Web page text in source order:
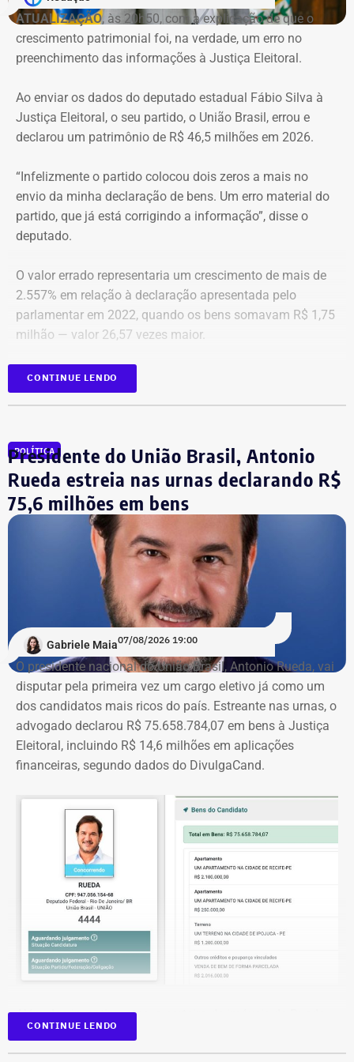
Imóvel de Eduardo Bolsonaro será leiloado por um valor 36% menor ao que
O apartamento que vai à leilão fica na Avenida Pasteu e
tem cerca de 101 metros quadrados. O imóvel se
Baía de Guanabara.
A Caixa Econômica tentou intimar pessoalmente o ex-
deputado federal. Mas como não conseguiu localizá-lo,
dias 5, 6 e 7 de novembro de 2025, concedendo o prazo
legal para regularização da dívida. Posteriormente, a
propriedade foi consolidada em nome da Caixa em 30 de
março de 2026 por causa da falta de pagamento.
*Com informação do blog de Ruben Berta, do portal
Ururau, e também do portal g1
ATUALIZAÇÃO, às 20h50, com a explicação de que o
crescimento patrimonial foi, na verdade, um erro no
preenchimento das informações à Justiça Eleitoral.
Ao enviar os dados do deputado estadual Fábio Silva à
Justiça Eleitoral, o seu partido, o União Brasil, errou e
declarou um patrimônio de R$ 46,5 milhões em 2026.
“Infelizmente o partido colocou dois zeros a mais no
envio da minha declaração de bens. Um erro material do
partido, que já está corrigindo a informação”, disse o
deputado.
O valor errado representaria um crescimento de mais de
2.557% em relação à declaração apresentada pelo
parlamentar em 2022, quando os bens somavam R$ 1,75
milhão — valor 26,57 vezes maior.
As informações foram obtidas no
Tribunal Superior de Justiça (TSE)
Fábio Silva foi eleito deputado estadual em 2018 e
reeleito em 2022. Ele busca mais uma reeleição para a
Assembleia Legislativa do Rio (Alerj).
Deputado Fábio Silva em declaração de bens em 2026 — Foto:
CONTINUE LENDO
POLÍTICA
Presidente do União Brasil, Antonio
Rueda estreia nas urnas declarando R$
75,6 milhões em bens
Gabriele Maia07/08/2026 19:00
O presidente nacional do União Brasil, Antonio Rueda, vai
disputar pela primeira vez um cargo eletivo já como um
dos candidatos mais ricos do país. Estreante nas urnas, o
advogado declarou R$ 75.658.784,07 em bens à Justiça
Eleitoral, incluindo R$ 14,6 milhões em aplicações
financeiras, segundo dados do DivulgaCand.
Além dos investimentos, a carteira de imóveis de Rueda
se espalha por seis cidades de quatro estados. Na
declaração aparecem casas, apartamentos, terrenos e
CONTINUE LENDO